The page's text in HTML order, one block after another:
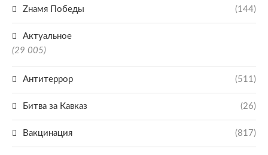
Zнамя Победы (144)
Актуальное
(29 005)
Антитеррор (511)
Битва за Кавказ (26)
Вакцинация (817)